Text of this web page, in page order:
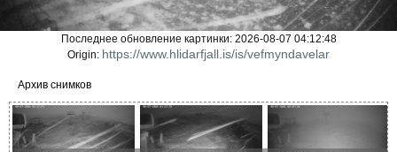
Последнее обновление картинки: 2026-08-07 04:12:48
Origin: https://www.hlidarfjall.is/is/vefmyndavelar
Архив снимков